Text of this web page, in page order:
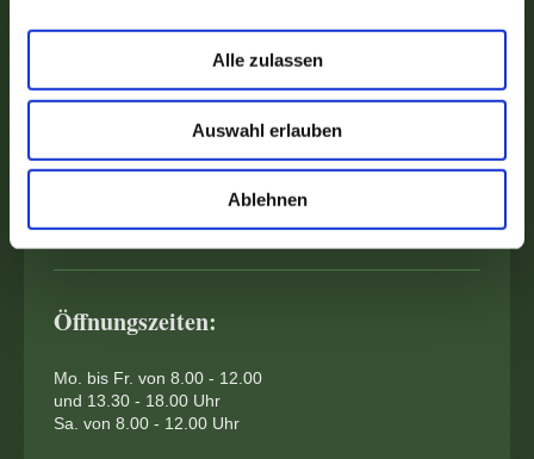
Alle zulassen
Auswahl erlauben
Ablehnen
24 Stunden - 7 Tage die Woche für Sie geöffnet!
Mit vielen regionalen Produkten aus unserem
Bitte beachten Sie die Rubrik"Unsere Produkte"unter
- hier finden
Öffnungszeiten:
Mo. bis Fr. von 8.00 - 12.00
und 13.30 - 18.00 Uhr
Sa. von 8.00 - 12.00 Uhr